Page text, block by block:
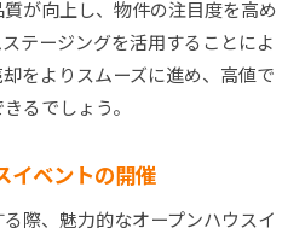
が向上し、物件の注目度を高め
テージングを活用することによ
をよりスムーズに進め、高値で
るでしょう。
イベントの開催
際、魅力的なオープンハウスイ